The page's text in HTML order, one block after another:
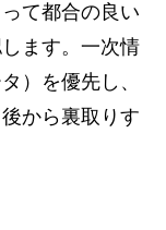
て都合の良い
ます。一次情
）を優先し、
から裏取りす